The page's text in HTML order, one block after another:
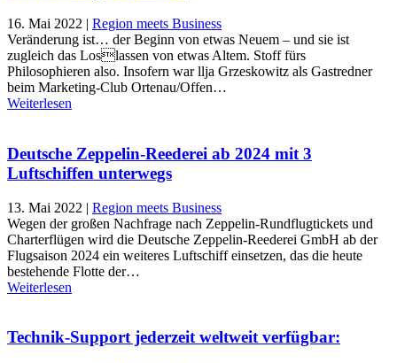
16. Mai 2022 | Region meets Business
Veränderung ist… der Beginn von etwas Neuem – und sie ist
zugleich das Loslassen von etwas Altem. Stoff fürs
Philosophieren also. Insofern war llja Grzeskowitz als Gastredner
beim Marketing-Club Ortenau/Offen…
Weiterlesen
Deutsche Zeppelin-Reederei ab 2024 mit 3
Luftschiffen unterwegs
13. Mai 2022 | Region meets Business
Wegen der großen Nachfrage nach Zeppelin-Rundflugtickets und
Charterflügen wird die Deutsche Zeppelin-Reederei GmbH ab der
Flugsaison 2024 ein weiteres Luftschiff einsetzen, das die heute
bestehende Flotte der…
Weiterlesen
Technik-Support jederzeit weltweit verfügbar: